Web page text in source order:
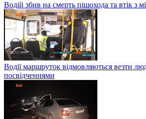
Водій збив на смерть пішохода та втік з
Водії маршруток відмовляються везти
посвідченнями